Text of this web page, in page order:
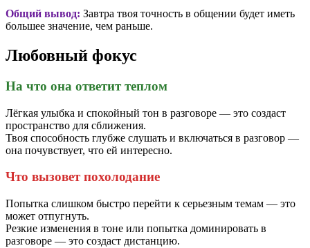
Общий вывод: Завтра твоя точность в общении будет иметь
большее значение, чем раньше.
Любовный фокус
На что она ответит теплом
Лёгкая улыбка и спокойный тон в разговоре — это создаст
пространство для сближения.
Твоя способность глубже слушать и включаться в разговор —
она почувствует, что ей интересно.
Что вызовет похолодание
Попытка слишком быстро перейти к серьезным темам — это
может отпугнуть.
Резкие изменения в тоне или попытка доминировать в
разговоре — это создаст дистанцию.